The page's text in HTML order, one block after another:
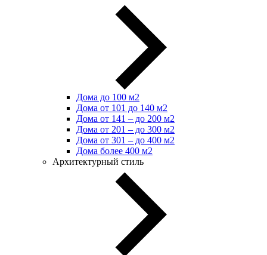
Дома до 100 м2
Дома от 101 до 140 м2
Дома от 141 – до 200 м2
Дома от 201 – до 300 м2
Дома от 301 – до 400 м2
Дома более 400 м2
Архитектурный стиль